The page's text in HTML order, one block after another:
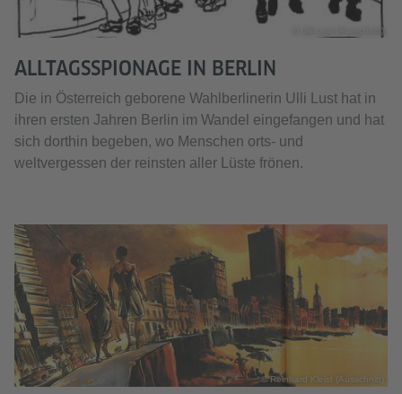
© Ulli Lust (Ausschnitt)
ALLTAGSSPIONAGE IN BERLIN
Die in Österreich geborene Wahlberlinerin Ulli Lust hat in
ihren ersten Jahren Berlin im Wandel eingefangen und hat
sich dorthin begeben, wo Menschen orts- und
weltvergessen der reinsten aller Lüste frönen.
© Reinhard Kleist (Ausschnitt)